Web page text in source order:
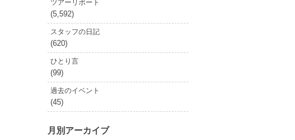
ツアーリポート
(5,592)
スタッフの日記
(620)
ひとり言
(99)
過去のイベント
(45)
月別アーカイブ